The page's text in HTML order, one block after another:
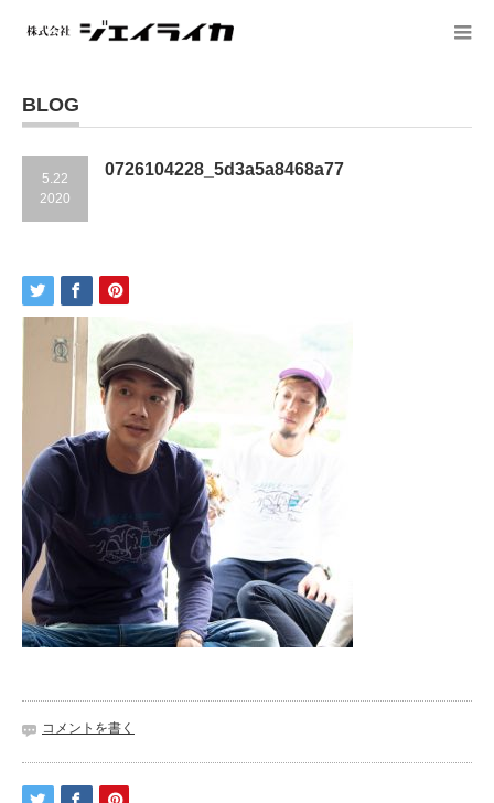
BLOG
5.22
2020
0726104228_5d3a5a8468a77
コメントを書く